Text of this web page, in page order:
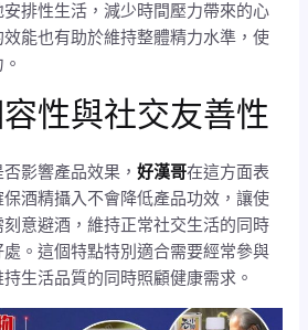
排性生活，減少時間壓力帶來的心
能也有助於維持整體精力水準，使
性與社交友善性
影響產品效果，好漢哥在這方面表
酒精攝入不會降低產品功效，讓使
意避酒，維持正常社交生活的同時
。這個特點特別適合需要經常參與
生活品質的同時照顧健康需求。